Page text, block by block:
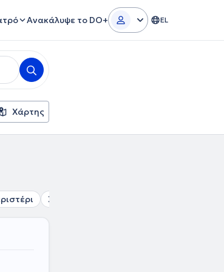
Ανακάλυψε το DO+ EL
Φύλο
Χάρτης
Σεπόλια